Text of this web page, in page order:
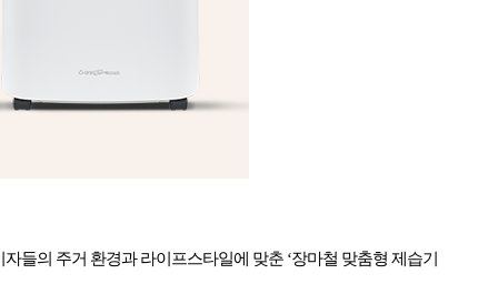
들의 주거 환경과 라이프스타일에 맞춘 ‘장마철 맞춤형 제습기